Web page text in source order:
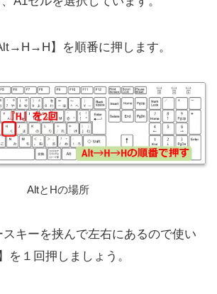
】を順番に押します。
AltとHの場所
スキーを挟んで左右にあるので使い
を１回押しましょう。